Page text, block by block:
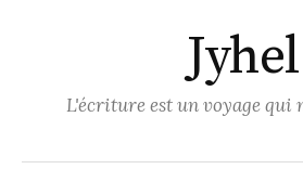
Jyhel
L'écriture est un voyage qui